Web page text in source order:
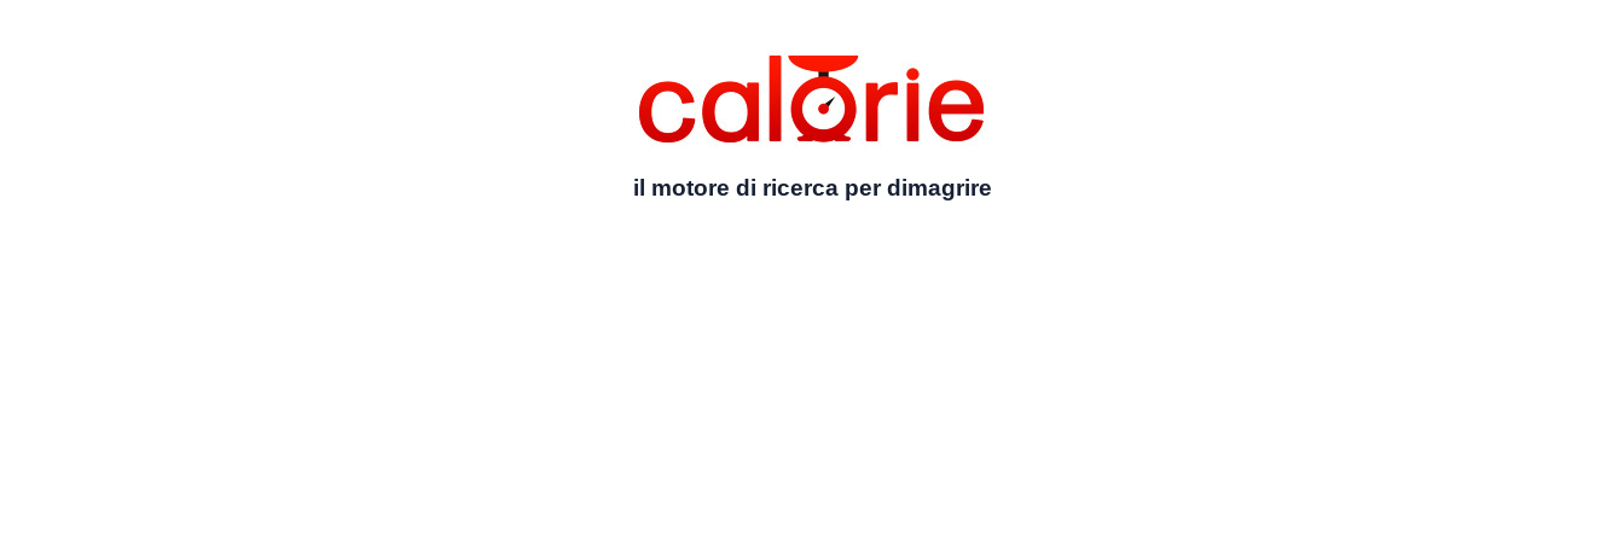
il motore di ricerca per dimagrire